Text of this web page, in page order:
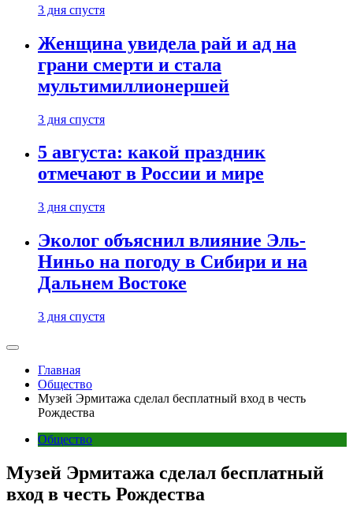
3 дня спустя
Женщина увидела рай и ад на
грани смерти и стала
мультимиллионершей
3 дня спустя
5 августа: какой праздник
отмечают в России и мире
3 дня спустя
Эколог объяснил влияние Эль-
Ниньо на погоду в Сибири и на
Дальнем Востоке
3 дня спустя
Главная
Общество
Музей Эрмитажа сделал бесплатный вход в честь
Рождества
Общество
Музей Эрмитажа сделал бесплатный
вход в честь Рождества